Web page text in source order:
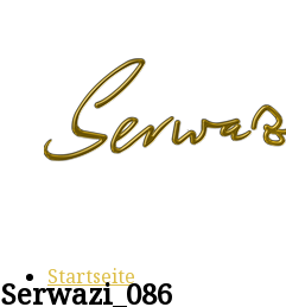
Startseite
Serwazi_086